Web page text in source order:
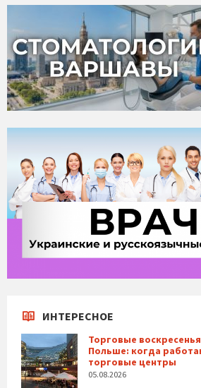
ИНТЕРЕСНОЕ
Торговые воскресенья
Польше: когда
торговые центры
05.08.2026